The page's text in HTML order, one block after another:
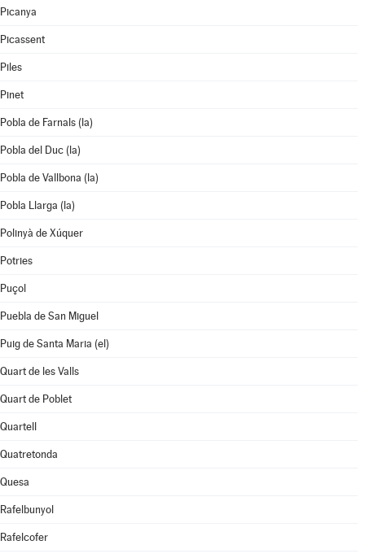
Picanya
Picassent
Piles
Pinet
Pobla de Farnals (la)
Pobla del Duc (la)
Pobla de Vallbona (la)
Pobla Llarga (la)
Polinyà de Xúquer
Potries
Puçol
Puebla de San Miguel
Puig de Santa Maria (el)
Quart de les Valls
Quart de Poblet
Quartell
Quatretonda
Quesa
Rafelbunyol
Rafelcofer